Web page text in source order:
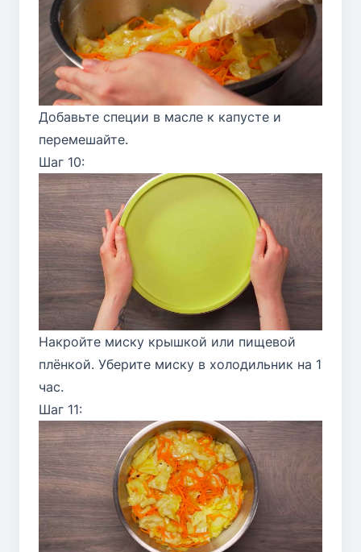
Добавьте специи в масле к капусте и
перемешайте.
Шаг 10:
Накройте миску крышкой или пищевой
плёнкой. Уберите миску в холодильник на 1
час.
Шаг 11: